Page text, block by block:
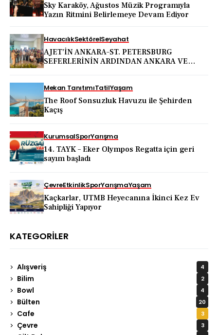
Sky Karaköy, Ağustos Müzik Programıyla
Yazın Ritmini Belirlemeye Devam Ediyor
HavacılıkSektörelSeyahat
AJET’İN ANKARA–ST. PETERSBURG
SEFERLERİNİN ARDINDAN ANKARA VE
Mekan TanıtımıTatilYaşam
The Roof Sonsuzluk Havuzu ile Şehirden
Kaçış
KurumsalSporYarışma
14. TAYK – Eker Olympos Regatta için geri
sayım başladı
ÇevreEtkinlikSporYarışmaYaşam
Kaçkarlar, UTMB Heyecanına İkinci Kez Ev
Sahipliği Yapıyor
KATEGORILER
Alışveriş 4
Bilim 2
Bowl 4
Bülten 20
Cafe 3
Çevre 3